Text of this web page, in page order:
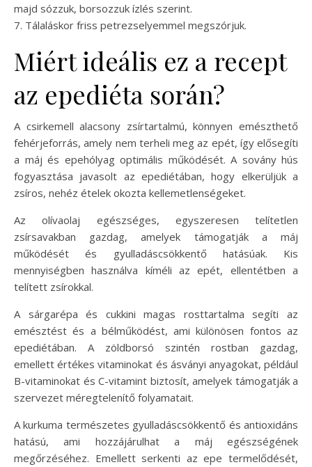
majd sózzuk, borsozzuk ízlés szerint.
7. Tálaláskor friss petrezselyemmel megszórjuk.
Miért ideális ez a recept
az epediéta során?
A csirkemell alacsony zsírtartalmú, könnyen emészthető
fehérjeforrás, amely nem terheli meg az epét, így elősegíti
a máj és epehólyag optimális működését. A sovány hús
fogyasztása javasolt az epediétában, hogy elkerüljük a
zsíros, nehéz ételek okozta kellemetlenségeket.
Az olívaolaj egészséges, egyszeresen telítetlen
zsírsavakban gazdag, amelyek támogatják a máj
működését és gyulladáscsökkentő hatásúak. Kis
mennyiségben használva kíméli az epét, ellentétben a
telített zsírokkal.
A sárgarépa és cukkini magas rosttartalma segíti az
emésztést és a bélműködést, ami különösen fontos az
epediétában. A zöldborsó szintén rostban gazdag,
emellett értékes vitaminokat és ásványi anyagokat, például
B-vitaminokat és C-vitamint biztosít, amelyek támogatják a
szervezet méregtelenítő folyamatait.
A kurkuma természetes gyulladáscsökkentő és antioxidáns
hatású, ami hozzájárulhat a máj egészségének
megőrzéséhez. Emellett serkenti az epe termelődését,